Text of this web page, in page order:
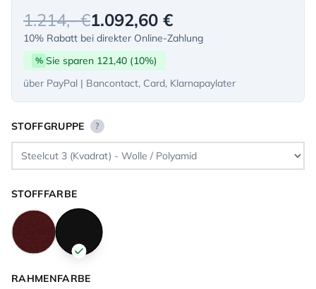
1.214,- €1.092,60 €
10% Rabatt bei direkter Online-Zahlung
% Sie sparen 121,40 (10%)
über PayPal | Bancontact, Card, Klarnapaylater
STOFFGRUPPE ?
STOFFFARBE
RAHMENFARBE